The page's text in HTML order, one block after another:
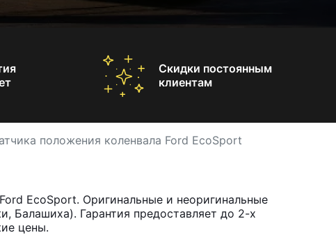
Скидки постоянным
клиентам
положения коленвала Ford EcoSport
EcoSport. Оригинальные и неоригинальные
Балашиха). Гарантия предоставляет до 2-х
цены.